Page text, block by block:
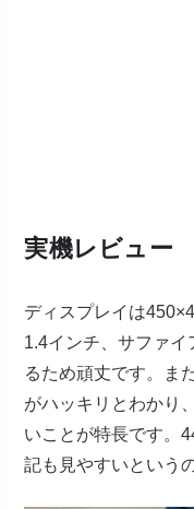
実機レビュー
ディスプレイは
1.4インチ、サファ
るため頑丈です。ま
がハッキリとわかり
いことが特長です。
記も見やすいという